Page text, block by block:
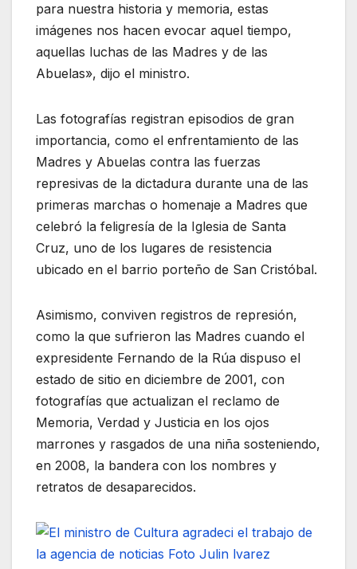
para nuestra historia y memoria, estas
imágenes nos hacen evocar aquel tiempo,
aquellas luchas de las Madres y de las
Abuelas», dijo el ministro.
Las fotografías registran episodios de gran
importancia, como el enfrentamiento de las
Madres y Abuelas contra las fuerzas
represivas de la dictadura durante una de las
primeras marchas o homenaje a Madres que
celebró la feligresía de la Iglesia de Santa
Cruz, uno de los lugares de resistencia
ubicado en el barrio porteño de San Cristóbal.
Asimismo, conviven registros de represión,
como la que sufrieron las Madres cuando el
expresidente Fernando de la Rúa dispuso el
estado de sitio en diciembre de 2001, con
fotografías que actualizan el reclamo de
Memoria, Verdad y Justicia en los ojos
marrones y rasgados de una niña sosteniendo,
en 2008, la bandera con los nombres y
retratos de desaparecidos.